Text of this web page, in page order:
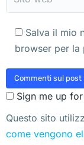
Salva il mio
browser per la
Commenti sul post
Sign me up
Questo sito
come vengono